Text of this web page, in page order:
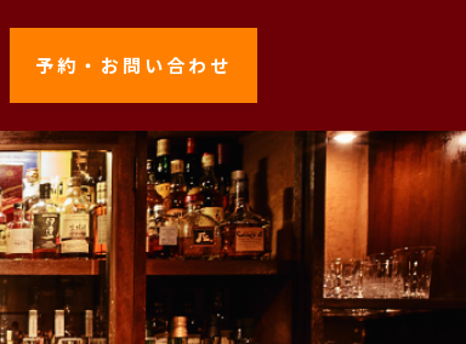
予約・お問い合わせ